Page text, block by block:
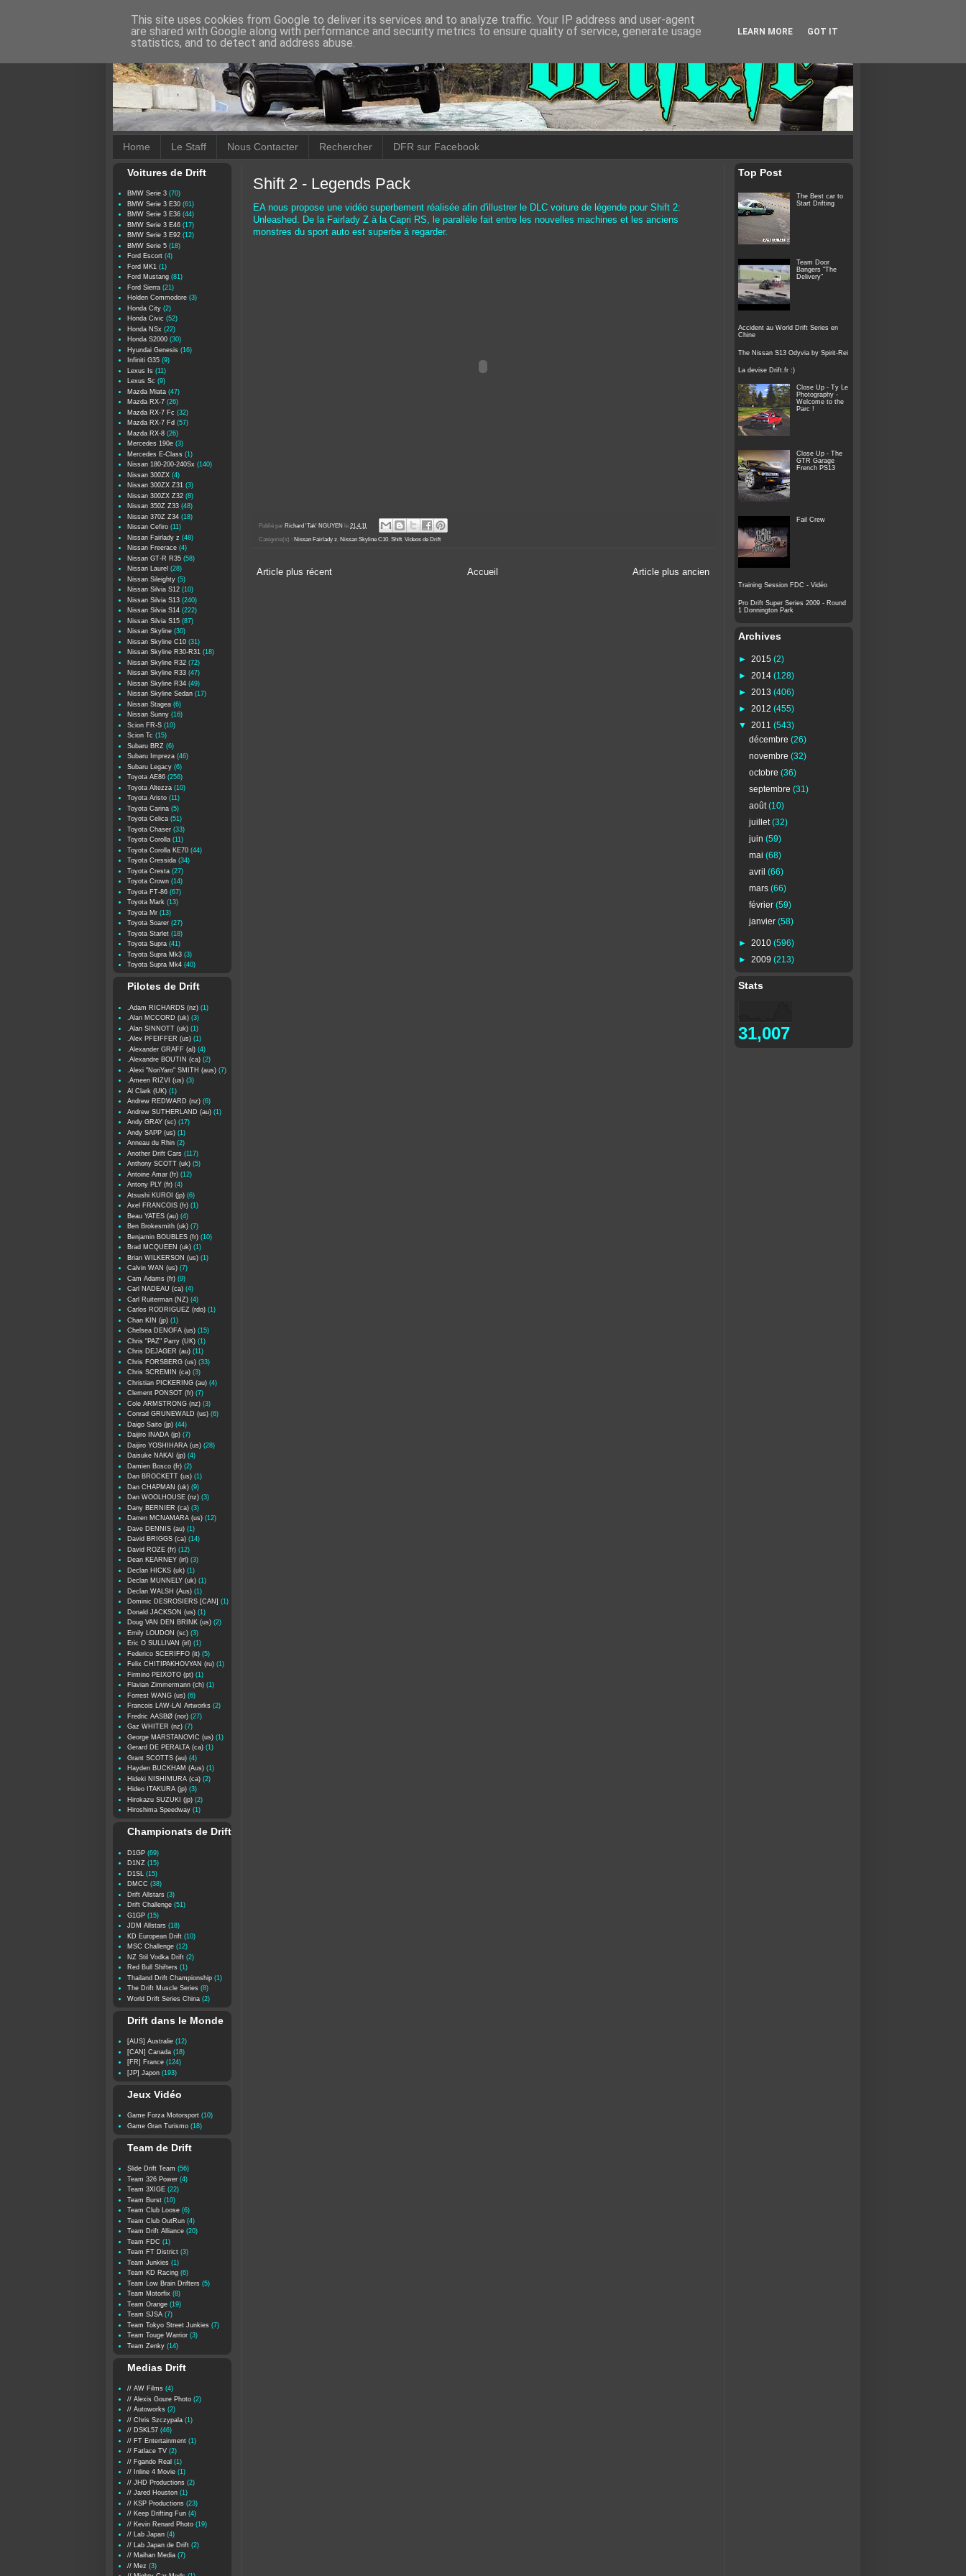
Home Le Staff Nous Contacter Rechercher DFR sur Facebook
Shift 2 - Legends Pack
EA nous propose une vidéo superbement réalisée afin d'illustrer le DLC voiture de légende pour Shift 2:
Unleashed. De la Fairlady Z à la Capri RS, le parallèle fait entre les nouvelles machines et les anciens
monstres du sport auto est superbe à regarder.
Publié par Richard 'Tak' NGUYEN le 21.4.11
Catégorie(s) : Nissan Fairlady z, Nissan Skyline C10, Shift, Videos de Drift
Article plus récent Article plus ancien
Accueil
Voitures de Drift
BMW Serie 3 (70)
BMW Serie 3 E30 (61)
BMW Serie 3 E36 (44)
BMW Serie 3 E46 (17)
BMW Serie 3 E92 (12)
BMW Serie 5 (18)
Ford Escort (4)
Ford MK1 (1)
Ford Mustang (81)
Ford Sierra (21)
Holden Commodore (3)
Honda City (2)
Honda Civic (52)
Honda NSx (22)
Honda S2000 (30)
Hyundai Genesis (16)
Infiniti G35 (9)
Lexus Is (11)
Lexus Sc (9)
Mazda Miata (47)
Mazda RX-7 (26)
Mazda RX-7 Fc (32)
Mazda RX-7 Fd (57)
Mazda RX-8 (26)
Mercedes 190e (3)
Mercedes E-Class (1)
Nissan 180-200-240Sx (140)
Nissan 300ZX (4)
Nissan 300ZX Z31 (3)
Nissan 300ZX Z32 (8)
Nissan 350Z Z33 (48)
Nissan 370Z Z34 (18)
Nissan Cefiro (11)
Nissan Fairlady z (48)
Nissan Freerace (4)
Nissan GT-R R35 (58)
Nissan Laurel (28)
Nissan Sileighty (5)
Nissan Silvia S12 (10)
Nissan Silvia S13 (240)
Nissan Silvia S14 (222)
Nissan Silvia S15 (87)
Nissan Skyline (30)
Nissan Skyline C10 (31)
Nissan Skyline R30-R31 (18)
Nissan Skyline R32 (72)
Nissan Skyline R33 (47)
Nissan Skyline R34 (49)
Nissan Skyline Sedan (17)
Nissan Stagea (6)
Nissan Sunny (16)
Scion FR-S (10)
Scion Tc (15)
Subaru BRZ (6)
Subaru Impreza (46)
Subaru Legacy (6)
Toyota AE86 (256)
Toyota Altezza (10)
Toyota Aristo (11)
Toyota Carina (5)
Toyota Celica (51)
Toyota Chaser (33)
Toyota Corolla (11)
Toyota Corolla KE70 (44)
Toyota Cressida (34)
Toyota Cresta (27)
Toyota Crown (14)
Toyota FT-86 (67)
Toyota Mark (13)
Toyota Mr (13)
Toyota Soarer (27)
Toyota Starlet (18)
Toyota Supra (41)
Toyota Supra Mk3 (3)
Toyota Supra Mk4 (40)
Pilotes de Drift
.Adam RICHARDS (nz) (1)
.Alan MCCORD (uk) (3)
.Alan SINNOTT (uk) (1)
.Alex PFEIFFER (us) (1)
.Alexander GRAFF (al) (4)
.Alexandre BOUTIN (ca) (2)
.Alexi "NoriYaro" SMITH (aus) (7)
.Ameen RIZVI (us) (3)
Al Clark (UK) (1)
Andrew REDWARD (nz) (6)
Andrew SUTHERLAND (au) (1)
Andy GRAY (sc) (17)
Andy SAPP (us) (1)
Anneau du Rhin (2)
Another Drift Cars (117)
Anthony SCOTT (uk) (5)
Antoine Amar (fr) (12)
Antony PLY (fr) (4)
Atsushi KUROI (jp) (6)
Axel FRANCOIS (fr) (1)
Beau YATES (au) (4)
Ben Brokesmith (uk) (7)
Benjamin BOUBLES (fr) (10)
Brad MCQUEEN (uk) (1)
Brian WILKERSON (us) (1)
Calvin WAN (us) (7)
Cam Adams (fr) (9)
Carl NADEAU (ca) (4)
Carl Ruiterman (NZ) (4)
Carlos RODRIGUEZ (rdo) (1)
Chan KIN (jp) (1)
Chelsea DENOFA (us) (15)
Chris "PAZ" Parry (UK) (1)
Chris DEJAGER (au) (11)
Chris FORSBERG (us) (33)
Chris SCREMIN (ca) (3)
Christian PICKERING (au) (4)
Clement PONSOT (fr) (7)
Cole ARMSTRONG (nz) (3)
Conrad GRUNEWALD (us) (6)
Daigo Saito (jp) (44)
Daijiro INADA (jp) (7)
Daijiro YOSHIHARA (us) (28)
Daisuke NAKAI (jp) (4)
Damien Bosco (fr) (2)
Dan BROCKETT (us) (1)
Dan CHAPMAN (uk) (9)
Dan WOOLHOUSE (nz) (3)
Dany BERNIER (ca) (3)
Darren MCNAMARA (us) (12)
Dave DENNIS (au) (1)
David BRIGGS (ca) (14)
David ROZE (fr) (12)
Dean KEARNEY (irl) (3)
Declan HICKS (uk) (1)
Declan MUNNELY (uk) (1)
Declan WALSH (Aus) (1)
Dominic DESROSIERS [CAN] (1)
Donald JACKSON (us) (1)
Doug VAN DEN BRINK (us) (2)
Emily LOUDON (sc) (3)
Eric O SULLIVAN (irl) (1)
Federico SCERIFFO (it) (5)
Felix CHITIPAKHOVYAN (ru) (1)
Firmino PEIXOTO (pt) (1)
Flavian Zimmermann (ch) (1)
Forrest WANG (us) (6)
Francois LAW-LAI Artworks (2)
Fredric AASBØ (nor) (27)
Gaz WHITER (nz) (7)
George MARSTANOVIC (us) (1)
Gerard DE PERALTA (ca) (1)
Grant SCOTTS (au) (4)
Hayden BUCKHAM (Aus) (1)
Hideki NISHIMURA (ca) (2)
Hideo ITAKURA (jp) (3)
Hirokazu SUZUKI (jp) (2)
Hiroshima Speedway (1)
Championats de Drift
D1GP (69)
D1NZ (15)
D1SL
(15)
DMCC (38)
Drift Allstars (3)
Drift Challenge (51)
G1GP (15)
JDM Allstars (18)
KD European Drift (10)
MSC Challenge (12)
NZ Stil Vodka Drift (2)
Red Bull Shifters (1)
Thailand Drift Championship (1)
The Drift Muscle Series (8)
World Drift Series China (2)
Drift dans le Monde
[AUS] Australie (12)
[CAN] Canada (18)
[FR] France (124)
[JP] Japon (193)
Jeux Vidéo
Game Forza Motorsport (10)
Game Gran Turismo (18)
Team de Drift
Slide Drift Team (56)
Team 326 Power (4)
Team 3XIGE (22)
Team Burst (10)
Team Club Loose (6)
Team Club OutRun (4)
Team Drift Alliance (20)
Team FDC (1)
Team FT District (3)
Team Junkies (1)
Team KD Racing (6)
Team Low Brain Drifters (5)
Team Motorfix (8)
Team Orange (19)
Team SJSA (7)
Team Tokyo Street Junkies (7)
Team Touge Warrior (3)
Team Zenky (14)
Medias Drift
// AW Films (4)
// Alexis Goure Photo (2)
// Autoworks (2)
// Chris Szczypala (1)
// DSKL57 (46)
// FT Entertainment (1)
// Fatlace TV (2)
// Fgando Real (1)
// Inline 4 Movie (1)
// JHD Productions (2)
// Jared Houston (1)
// KSP Productions (23)
// Keep Drifting Fun (4)
// Kevin Renard Photo (19)
// Lab Japan (4)
// Lab Japan de Drift (2)
// Maihan Media (7)
// Mez (3)
Top Post
The Best car to
Start Drifting
Team Door
Bangers "The
Delivery"
Accident au World Drift Series en
Chine
The Nissan S13 Odyvia by Spirit-Rei
La devise Drift.fr :)
Close Up - Ty Le
Photography -
Welcome to the
Parc !
Close Up - The
GTR Garage
French PS13
Fail Crew
Training Session FDC - Vidéo
Pro Drift Super Series 2009 - Round
1 Donnington Park
Archives
► 2015 (2)
► 2014 (128)
► 2013 (406)
► 2012 (455)
▼ 2011 (543)
décembre (26)
novembre (32)
octobre (36)
septembre (31)
août(10)
juillet(32)
juin (59)
mai (68)
avril (66)
mars (66)
février (59)
janvier (58)
► 2010 (596)
► 2009 (213)
Stats
31,007
This site uses cookies from Google to deliver its services and to analyze traffic. Your IP address and user-agent
are shared with Google along with performance and security metrics to ensure quality of service, generate usage
statistics, and to detect and address abuse.
LEARN MORE GOT IT